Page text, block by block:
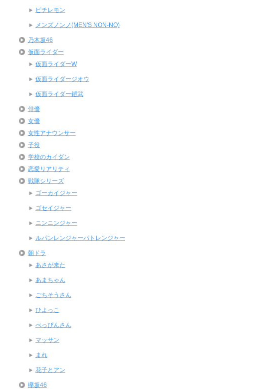
ピチレモン
メンズノンノ(MEN'S NON-NO)
乃木坂46
仮面ライダー
仮面ライダーW
仮面ライダージオウ
仮面ライダー鎧武
俳優
女優
女性アナウンサー
子役
学校のカイダン
恋愛リアリティ
戦隊シリーズ
ゴーカイジャー
ゴセイジャー
ニンニンジャー
ルパンレンジャーパトレンジャー
朝ドラ
あさが来た
あまちゃん
ごちそうさん
ひよっこ
べっぴんさん
マッサン
まれ
花子とアン
欅坂46